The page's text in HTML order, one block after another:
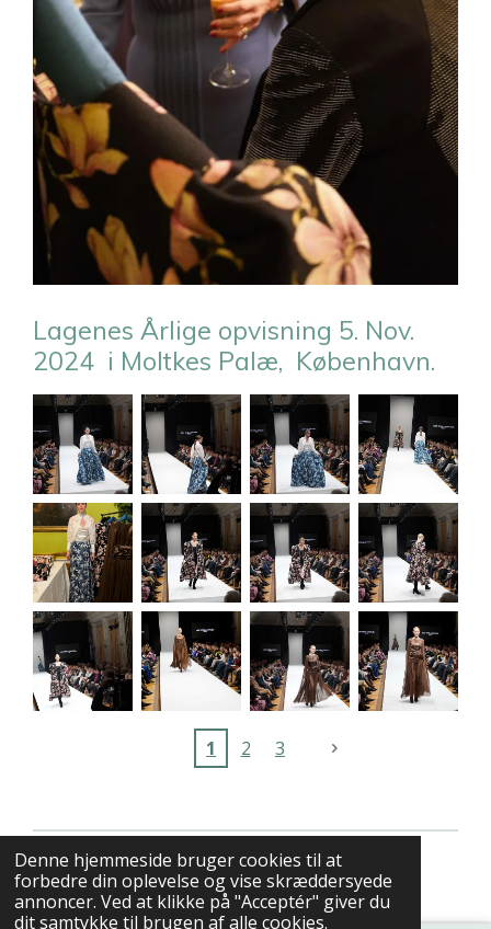
Denne hjemmeside bruger cookies til at
forbedre din oplevelse og vise skræddersyede
annoncer. Ved at klikke på "Acceptér" giver du
dit samtykke til brugen af alle cookies.
Lagenes Årlige opvisning 5. Nov.
2024 i Moltkes Palæ, København.
1 2 3
© 2023 - 2026 www.roxane.dk